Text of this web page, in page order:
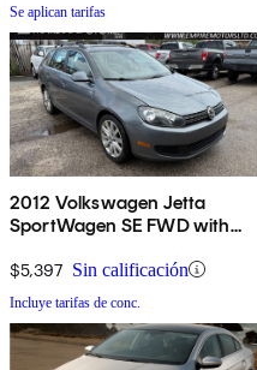
Se aplican tarifas
2012 Volkswagen Jetta
SportWagen SE FWD with
$5,397 Sin calificación
Incluye tarifas de conc.